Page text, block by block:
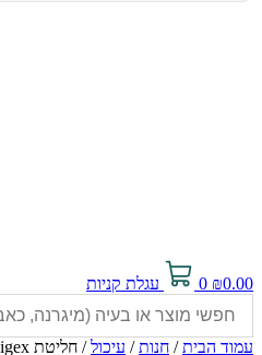
₪0.00
0 עגלת קניות
עמוד הבית/ חנות/ עיכול/ חליטת Digex